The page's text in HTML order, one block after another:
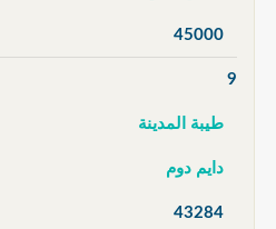
45000
9
طيبة المدينة
دايم دوم
43284